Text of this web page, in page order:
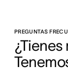
PREGUNTAS
¿Tienes